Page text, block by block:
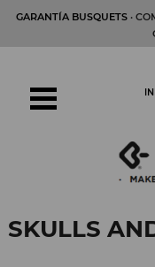
GARANTÍA BUSQUETS·
SKULLS